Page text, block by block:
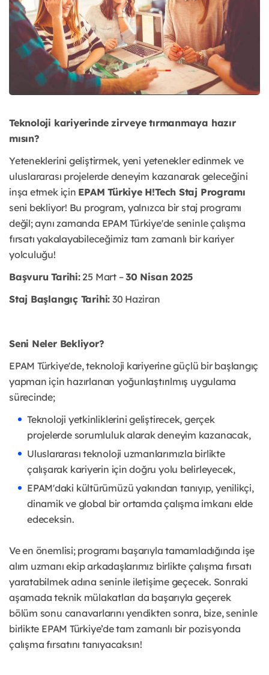
Teknoloji kariyerinde zirveye tırmanmaya hazır
mısın?
Yeteneklerini geliştirmek, yeni yetenekler edinmek ve
uluslararası projelerde deneyim kazanarak geleceğini
inşa etmek için EPAM Türkiye H!Tech Staj Programı
seni bekliyor! Bu program, yalnızca bir staj programı
değil; aynı zamanda EPAM Türkiye'de seninle çalışma
fırsatı yakalayabileceğimiz tam zamanlı bir kariyer
yolculuğu!
Başvuru Tarihi:25 Mart –30 Nisan 2025
Staj Başlangıç Tarihi: 30 Haziran
Seni Neler Bekliyor?
EPAM Türkiye'de, teknoloji kariyerine güçlü bir başlangıç
yapman için hazırlanan yoğunlaştırılmış uygulama
sürecinde;
Teknoloji yetkinliklerini geliştirecek, gerçek
projelerde sorumluluk alarak deneyim kazanacak,
Uluslararası teknoloji uzmanlarımızla birlikte
çalışarak kariyerin için doğru yolu belirleyecek,
EPAM'daki kültürümüzü yakından tanıyıp, yenilikçi,
dinamik ve global bir ortamda çalışma imkanı elde
edeceksin.
Ve en önemlisi; programı başarıyla tamamladığında işe
alım uzmanı ekip arkadaşlarımız birlikte çalışma fırsatı
yaratabilmek adına seninle iletişime geçecek. Sonraki
aşamada teknik mülakatları da başarıyla geçerek
bölüm sonu canavarlarını yendikten sonra, bize, seninle
birlikte EPAM Türkiye’de tam zamanlı bir pozisyonda
çalışma fırsatını tanıyacaksın!